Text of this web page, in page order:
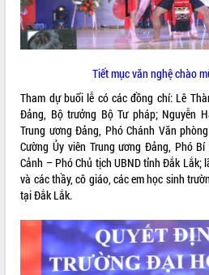
QUY HOẠCH - KẾ HOẠCH
Tiết mục văn nghệ chào
Tham dự buổi lễ có các đồng chí: Lê
Đảng, Bộ trưởng Bộ Tư pháp; Nguyễn
Trung ương Đảng, Phó Chánh Văn
Cường Ủy viên Trung ương Đảng, Phó
Cảnh – Phó Chủ tịch UBND tỉnh Đắk Lắk;
và các thầy, cô giáo, các em học sinh
tại Đắk Lắk.